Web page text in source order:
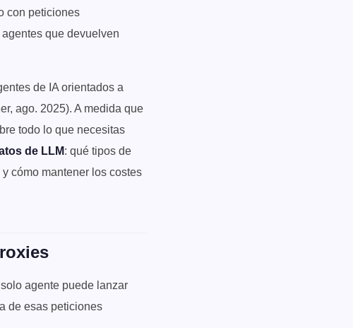
con peticiones
que devuelven
de IA orientados a
ago. 2025). A medida que
todo lo que necesitas
de LLM: qué tipos de
cómo mantener los costes
agente puede lanzar
de esas peticiones